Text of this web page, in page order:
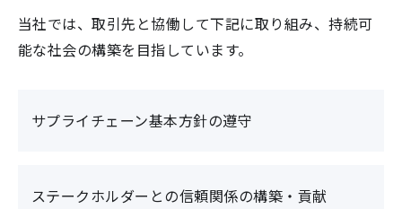
当社では、取引先と協働して下記に取り組み、持続可
能な社会の構築を目指しています。
サプライチェーン基本方針の遵守
ステークホルダーとの信頼関係の構築・貢献